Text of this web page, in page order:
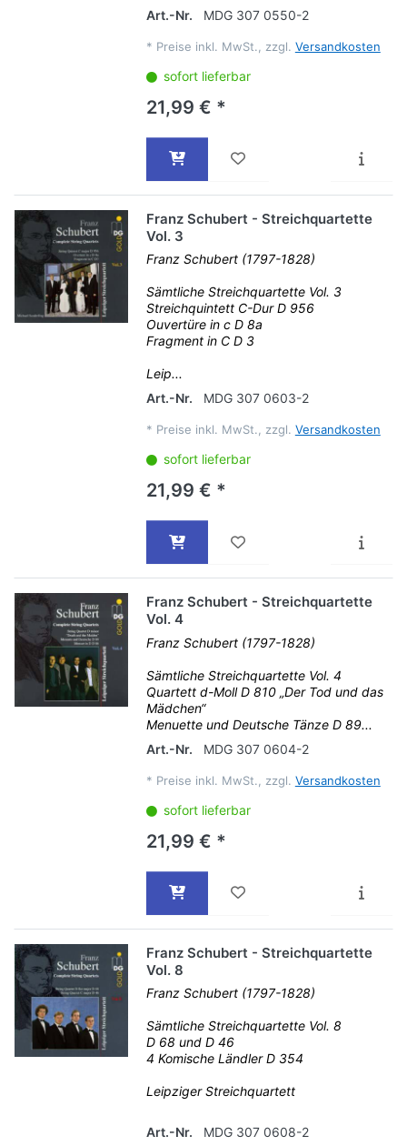
Art.-Nr. MDG 307 0550-2
* Preise inkl. MwSt., zzgl. Versandkosten
sofort lieferbar
21,99 € *
Franz Schubert - Streichquartette
Vol. 3
Franz Schubert (1797-1828)
Sämtliche Streichquartette Vol. 3
Streichquintett C-Dur D 956
Ouvertüre in c D 8a
Fragment in C D 3
Leip...
Art.-Nr.
MDG 307 0603-2
* Preise inkl. MwSt., zzgl. Versandkosten
sofort lieferbar
21,99 € *
Franz Schubert - Streichquartette
Vol. 4
Franz Schubert (1797-1828)
Sämtliche Streichquartette Vol. 4
Quartett d-Moll D 810 „Der Tod und das
Mädchen“
Menuette und Deutsche Tänze D 89...
Art.-Nr.
MDG 307 0604-2
* Preise inkl. MwSt., zzgl. Versandkosten
sofort lieferbar
21,99 € *
Franz Schubert - Streichquartette
Vol. 8
Franz Schubert (1797-1828)
Sämtliche Streichquartette Vol. 8
D 68 und D 46
4 Komische Ländler D 354
Leipziger Streichquartett
Art.-Nr. MDG 307 0608-2